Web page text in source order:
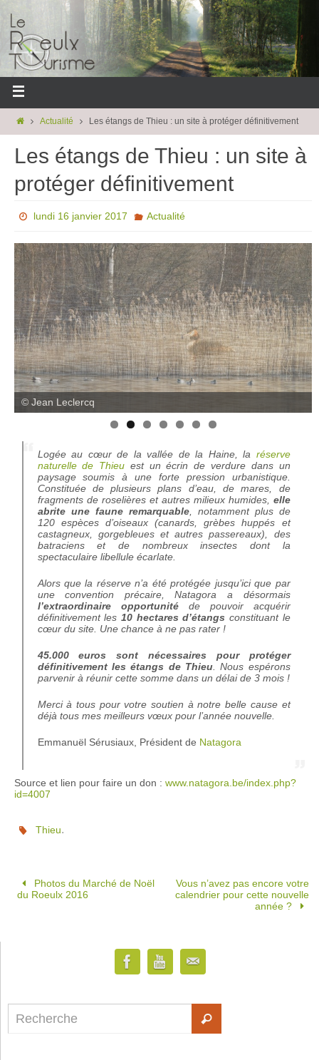
Actualité Les étangs de Thieu : un site à protéger définitivement
Les étangs de Thieu : un site à
protéger définitivement
lundi 16 janvier 2017 Actualité
© Jean Leclercq
Logée au cœur de la vallée de la Haine, la réserve
naturelle de Thieu est un écrin de verdure dans un
paysage soumis à une forte pression urbanistique.
Constituée de plusieurs plans d’eau, de mares, de
fragments de roselières et autres milieux humides, elle
abrite une faune remarquable, notamment plus de
120 espèces d’oiseaux (canards, grèbes huppés et
castagneux, gorgebleues et autres passereaux), des
batraciens et de nombreux insectes dont la
spectaculaire libellule écarlate.
Alors que la réserve n’a été protégée jusqu’ici que par
une convention précaire, Natagora a désormais
l’extraordinaire opportunitéde pouvoir acquérir
définitivement les 10 hectares d’étangs constituant le
cœur du site. Une chance à ne pas rater !
45.000 euros sont nécessaires pour protéger
définitivement les étangs de Thieu. Nous espérons
parvenir à réunir cette somme dans un délai de 3 mois !
Merci à tous pour votre soutien à notre belle cause et
déjà tous mes meilleurs vœux pour l’année nouvelle.
Emmanuël Sérusiaux, Président de Natagora
Source et lien pour faire un don : www.natagora.be/index.php?
id=4007
Thieu.
Photos du Marché de Noël
du Roeulx 2016
Vous n’avez pas encore votre
calendrier pour cette nouvelle
année ?